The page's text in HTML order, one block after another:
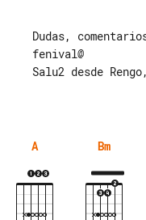
A Bm